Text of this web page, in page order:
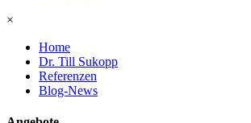
×
Home
Dr. Till Sukopp
Referenzen
Blog-News